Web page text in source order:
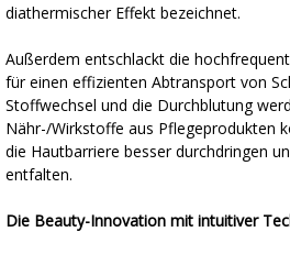
diathermischer Effekt bezeichnet.
Außerdem entschlackt die
für einen effizienten Abtransport von
Stoffwechsel und die Durchblutung
Nähr-/Wirkstoffe aus Pflegeprodukten
die Hautbarriere besser durchdringen
entfalten.
Die Beauty-Innovation mit intuitiver